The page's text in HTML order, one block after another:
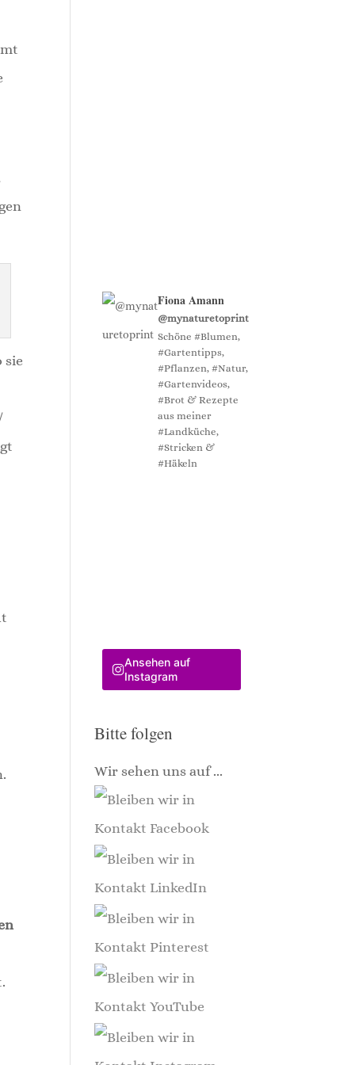
sie
Fiona Amann
@mynaturetoprint
Schöne #Blumen,
#Gartentipps,
#Pflanzen, #Natur,
#Gartenvideos,
#Brot & Rezepte
aus meiner
#Landküche,
#Stricken &
#Häkeln
Ansehen auf
Instagram
Bitte folgen
Wir sehen uns auf ...